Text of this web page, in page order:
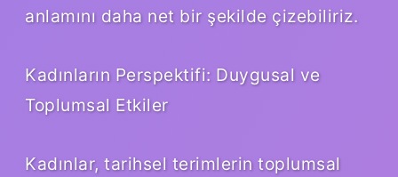
anlamını daha net bir şekilde çizebiliriz.
Kadınların Perspektifi: Duygusal ve
Toplumsal Etkiler
Kadınlar, tarihsel terimlerin toplumsal